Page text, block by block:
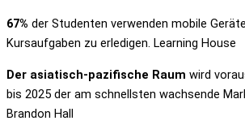
67% der Studenten verwenden mobile
Kursaufgaben zu erledigen. Learning House
Der asiatisch-pazifische Raum wird
bis 2025 der am schnellsten wachsende
Brandon Hall